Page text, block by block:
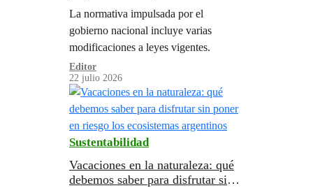
Privada”
La normativa impulsada por el
gobierno nacional incluye varias
modificaciones a leyes vigentes.
Editor
22 julio 2026
Sustentabilidad
Vacaciones en la naturaleza: qué
debemos saber para disfrutar sin